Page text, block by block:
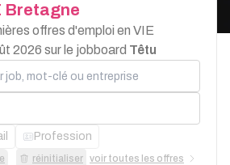
Bretagne
offres d'emploi en VIE
2026 sur le jobboard Têtu
mot-clé ou entreprise
Profession
réinitialiser voir toutes les offres